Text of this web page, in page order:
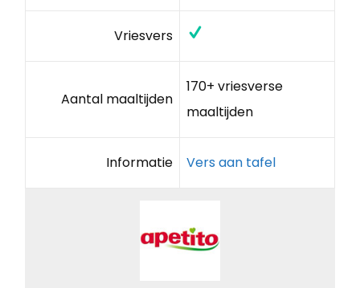
Vriesvers
Aantal maaltijden
170+ vriesverse
maaltijden
Informatie Vers aan tafel